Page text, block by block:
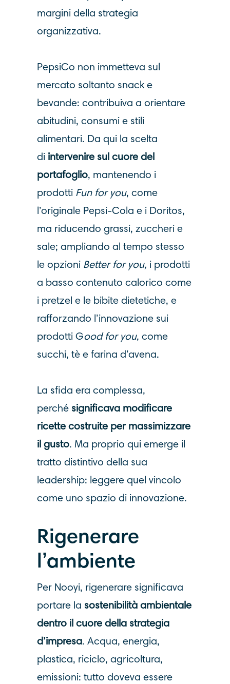
margini della strategia
organizzativa.
PepsiCo non immetteva sul
mercato soltanto snack e
bevande: contribuiva a orientare
abitudini, consumi e stili
alimentari. Da qui la scelta
di intervenire sul cuore del
portafoglio, mantenendo i
prodotti Funfor you, come
l’originale Pepsi-Cola e i Doritos,
ma riducendo grassi, zuccheri e
sale; ampliando al tempo stesso
le opzioni Better for you, i prodotti
a basso contenuto calorico come
i pretzel e le bibite dietetiche, e
rafforzando l’innovazione sui
prodotti Good for you, come
succhi, tè e farina d’avena.
La sfida era complessa,
perché significava modificare
ricette costruite per massimizzare
il gusto. Ma proprio qui emerge il
tratto distintivo della sua
leadership: leggere quel vincolo
come uno spazio di innovazione.
Rigenerare
l’ambiente
Per Nooyi, rigenerare significava
portare la sostenibilità ambientale
dentro il cuore della strategia
d’impresa. Acqua, energia,
plastica, riciclo, agricoltura,
emissioni: tutto doveva essere